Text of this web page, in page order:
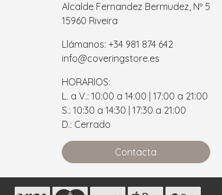
Alcalde Fernandez Bermudez, Nº 5
15960 Riveira
Llámanos: +34 981 874 642
info@coveringstore.es
HORARIOS:
L. a V.: 10:00 a 14:00 | 17:00 a 21:00
S.: 10:30 a 14:30 | 17:30 a 21:00
D.: Cerrado
Contacta